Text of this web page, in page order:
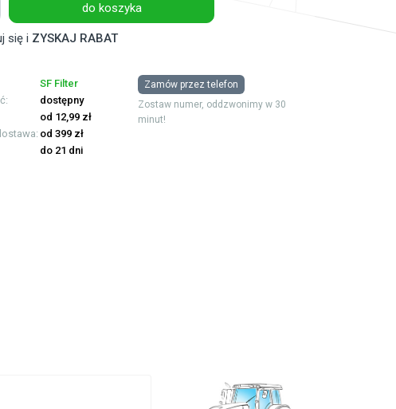
do koszyka
się i ZYSKAJ RABAT
SF Filter
dostępny
od 12,99 zł
od 399 zł
do 21 dni
Zamów przez telefon
Zostaw numer, oddzwonimy w 30
minut!